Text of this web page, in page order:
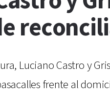
Luciano Castro y
frente al